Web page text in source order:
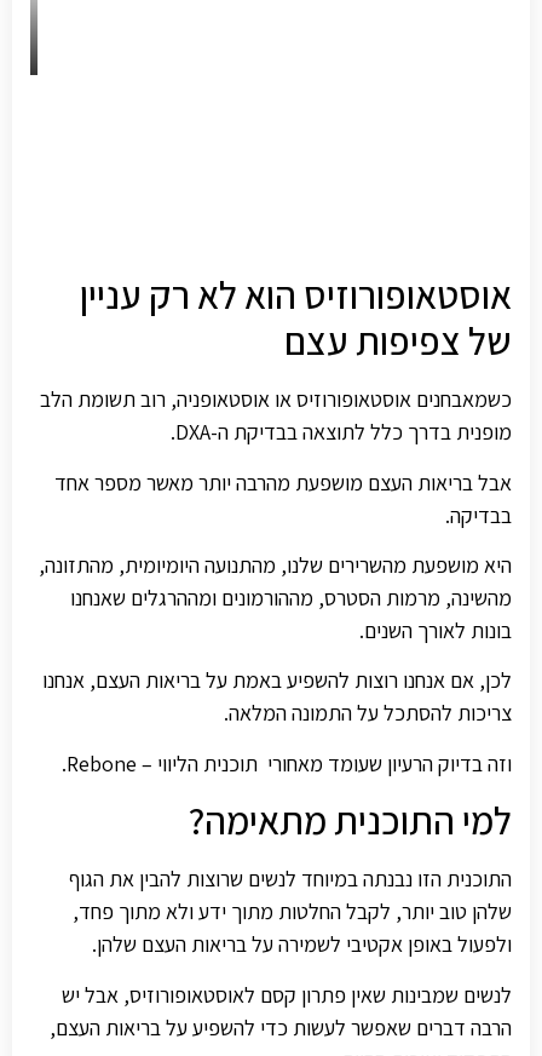
אוסטאופורוזיס הוא לא רק עניין
של צפיפות עצם
כשמאבחנים אוסטאופורוזיס או אוסטאופניה, רוב תשומת הלב
מופנית בדרך כלל לתוצאה בבדיקת ה-DXA.
אבל בריאות העצם מושפעת מהרבה יותר מאשר מספר אחד
בבדיקה.
היא מושפעת מהשרירים שלנו, מהתנועה היומיומית, מהתזונה,
מהשינה, מרמות הסטרס, מההורמונים ומההרגלים שאנחנו
בונות לאורך השנים.
לכן, אם אנחנו רוצות להשפיע באמת על בריאות העצם, אנחנו
צריכות להסתכל על התמונה המלאה.
וזה בדיוק הרעיון שעומד מאחורי תוכנית הליווי – Rebone.
למי התוכנית מתאימה?
התוכנית הזו נבנתה במיוחד לנשים שרוצות להבין את הגוף
שלהן טוב יותר, לקבל החלטות מתוך ידע ולא מתוך פחד,
ולפעול באופן אקטיבי לשמירה על בריאות העצם שלהן.
לנשים שמבינות שאין פתרון קסם לאוסטאופורוזיס, אבל יש
הרבה דברים שאפשר לעשות כדי להשפיע על בריאות העצם,